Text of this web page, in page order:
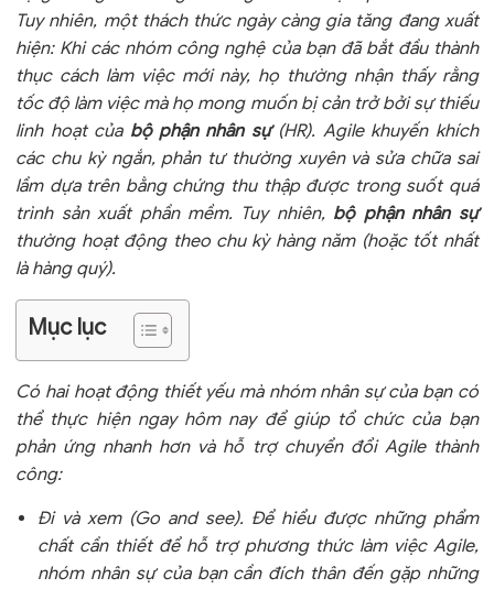
Tuy nhiên, một thách thức ngày càng gia tăng đang xuất
hiện: Khi các nhóm công nghệ của bạn đã bắt đầu thành
thục cách làm việc mới này, họ thường nhận thấy rằng
tốc độ làm việc mà họ mong muốn bị cản trở bởi sự thiếu
linh hoạt củabộ phận nhân sự(HR). Agile khuyến khích
các chu kỳ ngắn, phản tư thường xuyên và sửa chữa sai
lầm dựa trên bằng chứng thu thập được trong suốt quá
trình sản xuất phần mềm. Tuy nhiên,bộ phận nhân sự
thường hoạt động theo chu kỳ hàng năm (hoặc tốt nhất
là hàng quý).
Mục lục
Có hai hoạt động thiết yếu mà nhóm nhân sự của bạn có
thể thực hiện ngay hôm nay để giúp tổ chức của bạn
phản ứng nhanh hơn và hỗ trợ chuyển đổi Agile thành
công:
Đi và xem (Go and see). Để hiểu được những phẩm
chất cần thiết để hỗ trợ phương thức làm việc Agile,
nhóm nhân sự của bạn cần đích thân đến gặp những